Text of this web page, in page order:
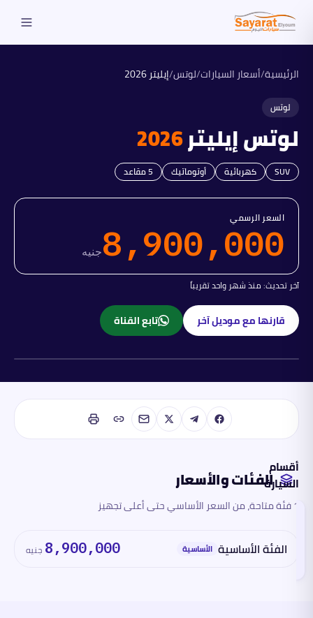
الرئيسية/أسعار السيارات/لوتس/إيليتر2026
لوتس
لوتسإيليتر2026
SUV كهربائية أوتوماتيك 5مقاعد
السعر الرسمي
8,900,000جنيه
آخر تحديث:منذ شهر واحد تقريباً
قارنها مع موديل آخر تابع القناة
أقسام
السيارة
الفئات
هذا
القسم
الفئات والأسعار
1 فئة متاحة، من السعر الأساسي حتى أعلى تجهيز
الفئة الأساسية الأساسية 8,900,000 جنيه